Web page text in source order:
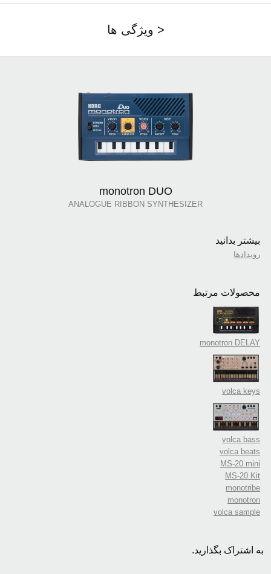
ویژگی ها >
monotron DUO
ANALOGUE RIBBON SYNTHESIZER
بیشتر بدانید
رویدادها
محصولات مرتبط
monotron DELAY
volca keys
volca bass
volca beats
MS-20 mini
MS-20 Kit
monotribe
monotron
volca sample
به اشتراک بگذارید.